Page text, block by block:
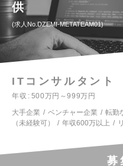
供
求人No.DZEMI-METATEAM01
ITコンサルタント
年収
500万円～999万円
大手企業
ベンチャー企業 転勤
（未経験可）
年収600万以上
募